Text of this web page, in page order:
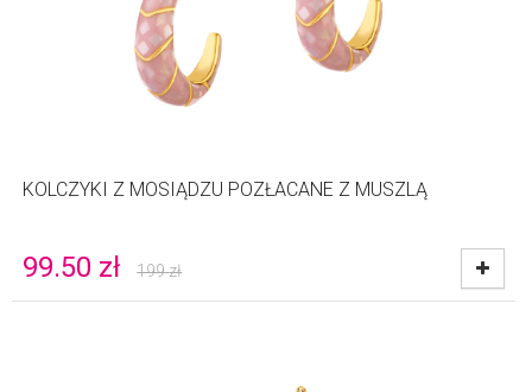
KOLCZYKI Z MOSIĄDZU POZŁACANE Z MUSZLĄ
99.50 zł 199zł